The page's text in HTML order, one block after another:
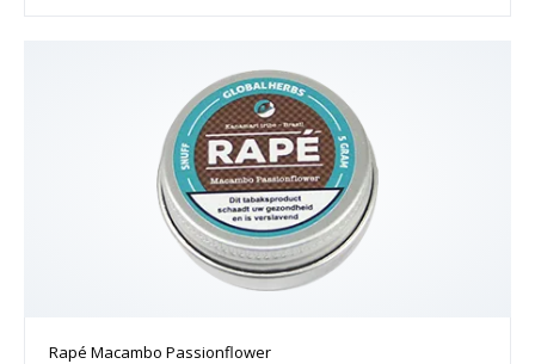
Rapé Macambo Passionflower